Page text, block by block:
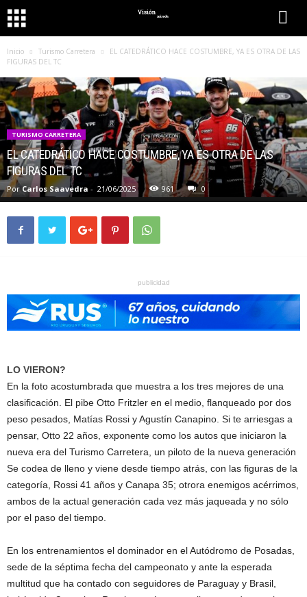
Inicio Turismo Carretera
EL CATEDRÁTICO HACE COSTUMBRE, YA ES OTRA DE LAS
FIGURAS DEL TC
TURISMO CARRETERA
EL CATEDRÁTICO HACE COSTUMBRE, YA ES OTRA DE LAS
FIGURAS DEL TC
Por Carlos Saavedra - 21/06/2025 961 0
publicidad
LO VIERON?
En la foto acostumbrada que muestra a los tres mejores de una
clasificación. El pibe Otto Fritzler en el medio, flanqueado por dos
peso pesados, Matías Rossi y Agustín Canapino. Si te arriesgas a
pensar, Otto 22 años, exponente como los autos que iniciaron la
nueva era del Turismo Carretera, un piloto de la nueva generación
Se codea de lleno y viene desde tiempo atrás, con las figuras de la
categoría, Rossi 41 años y Canapa 35; otrora enemigos acérrimos,
ambos de la actual generación cada vez más jaqueada y no sólo
por el paso del tiempo.
En los entrenamientos el dominador en el Autódromo de Posadas,
sede de la séptima fecha del campeonato y ante la esperada
multitud que ha contado con seguidores de Paraguay y Brasil,